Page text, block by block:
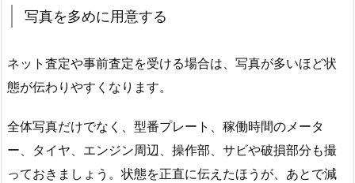
写真を多めに用意する
ネット査定や事前査定を受ける場合は、写真が多いほど状
態が伝わりやすくなります。
全体写真だけでなく、型番プレート、稼働時間のメータ
ー、タイヤ、エンジン周辺、操作部、サビや破損部分も撮
っておきましょう。状態を正直に伝えたほうが、あとで減